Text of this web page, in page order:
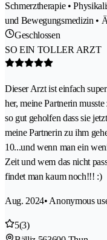
Schmerztherapie •
und Bewegungsmedizin •
Geschlossen
SO EIN TOLLER ARZT
Dieser Arzt ist einfach
her, meine Partnerin
so gut geholfen dass sie
meine Partnerin zu ihm
10...und wenn man ein
Zeit und wem das nicht
findet man kaum noch!!! :)
Aug. 2024• Anonymous
5(3)